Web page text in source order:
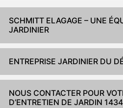
SCHMITT ELAGAGE – UNE
JARDINIER
ENTREPRISE JARDINIER DU
NOUS CONTACTER POUR
D’ENTRETIEN DE JARDIN